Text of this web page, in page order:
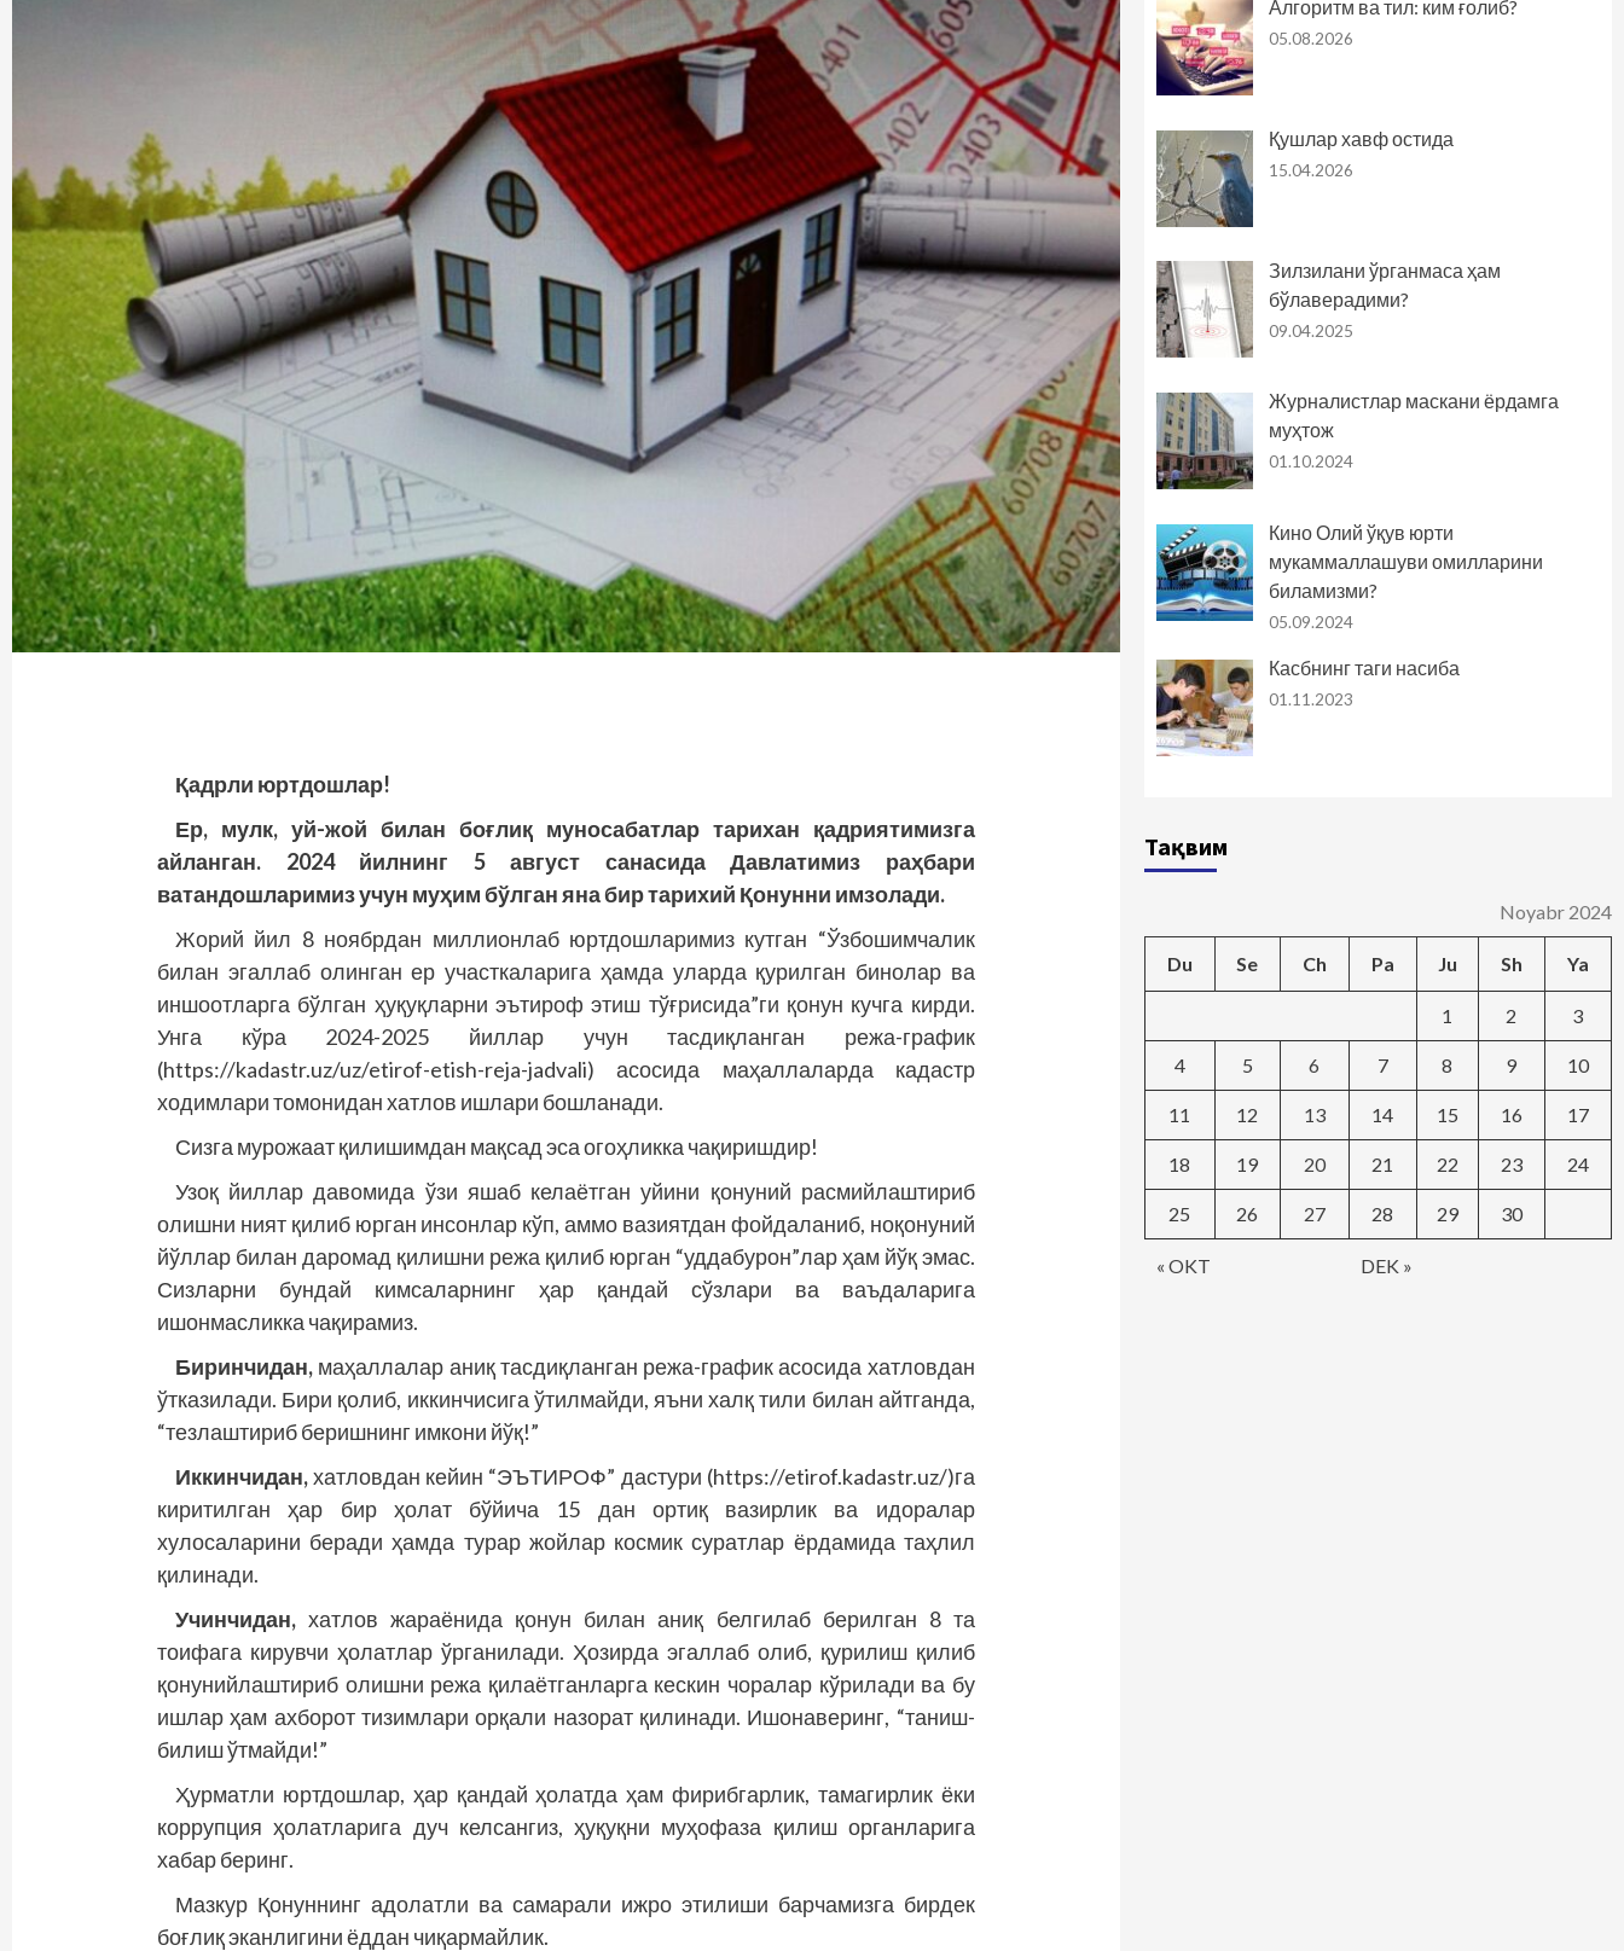
Қадрли юртдошлар!
Ер, мулк, уй-жой билан боғлиқ муносабатлар тарихан қадриятимизга
айланган. 2024 йилнинг 5 август санасида Давлатимиз раҳбари
ватандошларимиз учун муҳим бўлган яна бир тарихий Қонунни имзолади.
Жорий йил 8 ноябрдан миллионлаб юртдошларимиз кутган “Ўзбошимчалик
билан эгаллаб олинган ер участкаларига ҳамда уларда қурилган бинолар ва
иншоотларга бўлган ҳуқуқларни эътироф этиш тўғрисида”ги қонун кучга кирди.
Унга кўра 2024-2025 йиллар учун тасдиқланган режа-график
(https://kadastr.uz/uz/etirof-etish-reja-jadvali) асосида маҳаллаларда кадастр
ходимлари томонидан хатлов ишлари бошланади.
Сизга мурожаат қилишимдан мақсад эса огоҳликка чақиришдир!
Узоқ йиллар давомида ўзи яшаб келаётган уйини қонуний расмийлаштириб
олишни ният қилиб юрган инсонлар кўп, аммо вазиятдан фойдаланиб, ноқонуний
йўллар билан даромад қилишни режа қилиб юрган “уддабурон”лар ҳам йўқ эмас.
Сизларни бундай кимсаларнинг ҳар қандай сўзлари ва ваъдаларига
ишонмасликка чақирамиз.
Биринчидан, маҳаллалар аниқ тасдиқланган режа-график асосида хатловдан
ўтказилади. Бири қолиб, иккинчисига ўтилмайди, яъни халқ тили билан айтганда,
“тезлаштириб беришнинг имкони йўқ!”
Иккинчидан,хатловдан кейин “ЭЪТИРОФ” дастури (https://etirof.kadastr.uz/)га
киритилган ҳар бир ҳолат бўйича 15 дан ортиқ вазирлик ва идоралар
хулосаларини беради ҳамда турар жойлар космик суратлар ёрдамида таҳлил
қилинади.
Учинчидан, хатлов жараёнида қонун билан аниқ белгилаб берилган 8 та
тоифага кирувчи ҳолатлар ўрганилади. Ҳозирда эгаллаб олиб, қурилиш қилиб
қонунийлаштириб олишни режа қилаётганларга кескин чоралар кўрилади ва бу
ишлар ҳам ахборот тизимлари орқали назорат қилинади. Ишонаверинг, “таниш-
билиш ўтмайди!”
Ҳурматли юртдошлар, ҳар қандай ҳолатда ҳам фирибгарлик, тамагирлик ёки
коррупция ҳолатларига дуч келсангиз, ҳуқуқни муҳофаза қилиш органларига
хабар беринг.
Мазкур Қонуннинг адолатли ва самарали ижро этилиши барчамизга бирдек
боғлиқ эканлигини ёддан чиқармайлик.
Алгоритм ва тил: ким ғолиб?
05.08.2026
Қушлар хавф остида
15.04.2026
Зилзилани ўрганмаса ҳам
бўлаверадими?
09.04.2025
Журналистлар маскани ёрдамга
муҳтож
01.10.2024
Кино Олий ўқув юрти
мукаммаллашуви омилларини
биламизми?
05.09.2024
Касбнинг таги насиба
01.11.2023
Тақвим
Noyabr 2024
Du Se Ch Pa Ju Sh Ya
« OKT DEK »
1 2 3
4 5 6 7 8 9 10
11 12 13 14 15 16 17
18 19 20 21 22 23 24
25 26 27 28 29 30